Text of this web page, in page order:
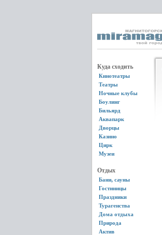
Куда сходить
Кинотеатры
Театры
Ночные клубы
Боулинг
Бильярд
Аквапарк
Дворцы
Казино
Цирк
Музеи
Отдых
Бани, сауны
Гостиницы
Праздники
Турагенства
Дома отдыха
Природа
Актив